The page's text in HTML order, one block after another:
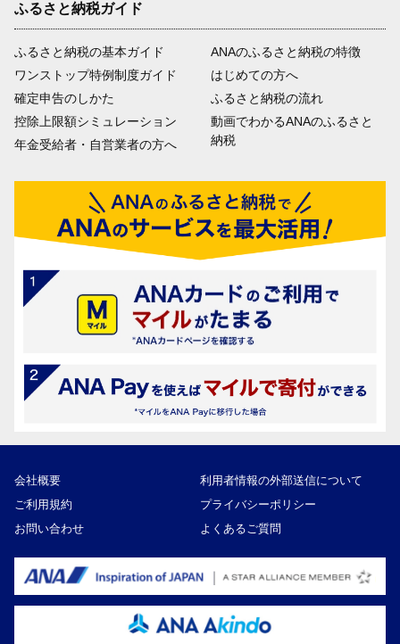
ふるさと納税ガイド
ふるさと納税の基本ガイド
ワンストップ特例制度ガイド
確定申告のしかた
控除上限額シミュレーション
年金受給者・自営業者の方へ
ANAのふるさと納税の特徴
はじめての方へ
ふるさと納税の流れ
動画でわかるANAのふるさと
納税
会社概要
利用者情報の外部送信について
ご利用規約
プライバシーポリシー
お問い合わせ
よくあるご質問